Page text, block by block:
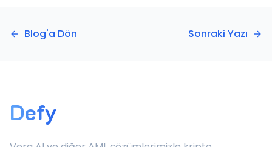
Blog'a Dön Sonraki Yazı
Defy